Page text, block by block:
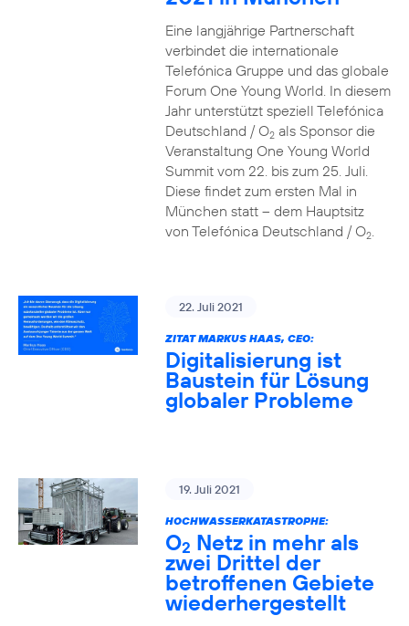
Eine langjährige Partnerschaft
verbindet die internationale
Telefónica Gruppe und das globale
Forum One Young World. In diesem
Jahr unterstützt speziell Telefónica
Deutschland / O2als Sponsor die
Veranstaltung One Young World
Summit vom 22. bis zum 25. Juli.
Diese findet zum ersten Mal in
München statt – dem Hauptsitz
von Telefónica Deutschland / O2.
22. Juli 2021
ZITAT MARKUS HAAS, CEO:
Digitalisierung ist
Baustein für Lösung
globaler Probleme
19. Juli 2021
HOCHWASSERKATASTROPHE:
O2 Netz in mehr als
zwei Drittel der
betroffenen Gebiete
wiederhergestellt